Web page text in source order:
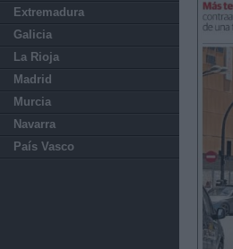
Extremadura
Galicia
La Rioja
Madrid
Murcia
Navarra
País Vasco